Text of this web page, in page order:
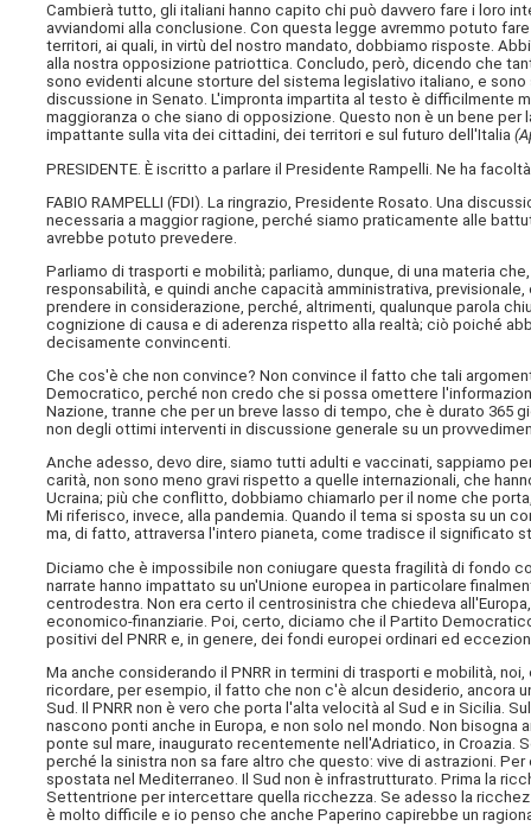
Cambierà tutto, gli italiani hanno capito chi può davvero fare i loro
avviandomi alla conclusione. Con questa legge avremmo potuto
territori, ai quali, in virtù del nostro mandato, dobbiamo risposte.
alla nostra opposizione patriottica. Concludo, però, dicendo che
sono evidenti alcune storture del sistema legislativo italiano, e
discussione in Senato. L'impronta impartita al testo è difficilmente
maggioranza o che siano di opposizione. Questo non è un bene
impattante sulla vita dei cittadini, dei territori e sul futuro dell'Italia
PRESIDENTE. È iscritto a parlare il Presidente Rampelli. Ne ha
FABIO RAMPELLI (FDI). La ringrazio, Presidente Rosato. Una
necessaria a maggior ragione, perché siamo praticamente alle
avrebbe potuto prevedere.
Parliamo di trasporti e mobilità; parliamo, dunque, di una materia
responsabilità, e quindi anche capacità amministrativa, previsionale,
prendere in considerazione, perché, altrimenti, qualunque parola
cognizione di causa e di aderenza rispetto alla realtà; ciò poiché
decisamente convincenti.
Che cos'è che non convince? Non convince il fatto che tali
Democratico, perché non credo che si possa omettere
Nazione, tranne che per un breve lasso di tempo, che è durato 365
non degli ottimi interventi in discussione generale su un
Anche adesso, devo dire, siamo tutti adulti e vaccinati, sappiamo
carità, non sono meno gravi rispetto a quelle internazionali, che
Ucraina; più che conflitto, dobbiamo chiamarlo per il nome che
Mi riferisco, invece, alla pandemia. Quando il tema si sposta su un
ma, di fatto, attraversa l'intero pianeta, come tradisce il significato
Diciamo che è impossibile non coniugare questa fragilità di fondo
narrate hanno impattato su un'Unione europea in particolare
centrodestra. Non era certo il centrosinistra che chiedeva
economico-finanziarie. Poi, certo, diciamo che il Partito
positivi del PNRR e, in genere, dei fondi europei ordinari ed
Ma anche considerando il PNRR in termini di trasporti e mobilità,
ricordare, per esempio, il fatto che non c'è alcun desiderio, ancora
Sud. Il PNRR non è vero che porta l'alta velocità al Sud e in Sicilia.
nascono ponti anche in Europa, e non solo nel mondo. Non
ponte sul mare, inaugurato recentemente nell'Adriatico, in
perché la sinistra non sa fare altro che questo: vive di astrazioni.
spostata nel Mediterraneo. Il Sud non è infrastrutturato. Prima la
Settentrione per intercettare quella ricchezza. Se adesso la
è molto difficile e io penso che anche Paperino capirebbe un